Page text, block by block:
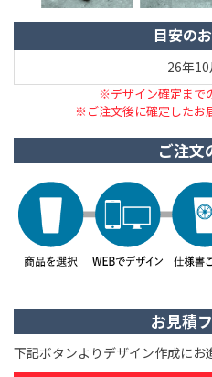
目安の
26年10
※デザイン確定まで
※ご注文後に確定したお
ご注文
お見積
下記ボタンよりデザイン作成にお